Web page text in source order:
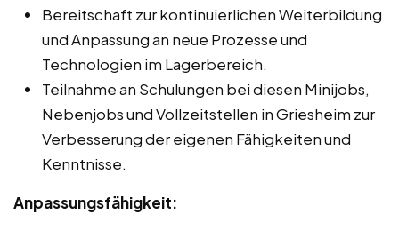
Bereitschaft zur kontinuierlichen Weiterbildung
und Anpassung an neue Prozesse und
Technologien im Lagerbereich.
Teilnahme an Schulungen bei diesen Minijobs,
Nebenjobs und Vollzeitstellen in Griesheim zur
Verbesserung der eigenen Fähigkeiten und
Kenntnisse.
Anpassungsfähigkeit: